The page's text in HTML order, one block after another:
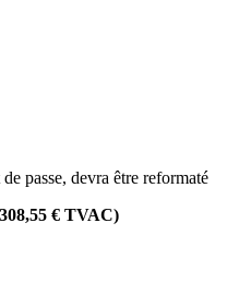
passe, devra être reformaté
€ TVAC)